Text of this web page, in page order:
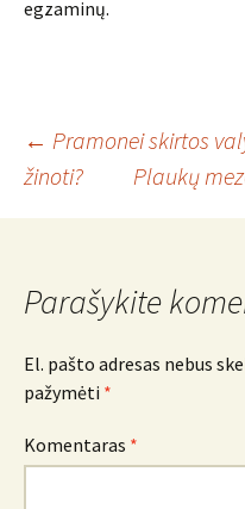
egzaminų.
Įrašo
← Pramonei skirtos
žinoti?
Plaukų
Parašykite
El. pašto adresas nebus
pažymėti *
Komentaras *